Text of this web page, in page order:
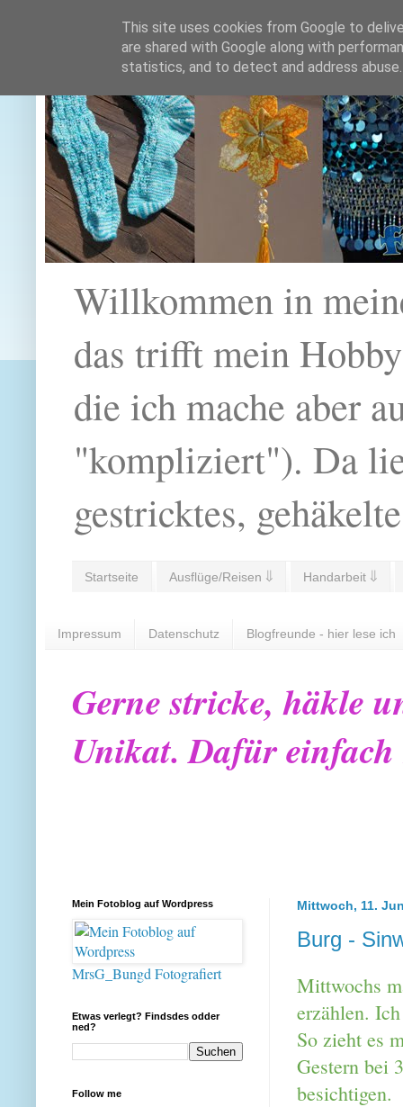
Willkommen in
das trifft mein
die ich mache aber
"kompliziert"). Da
gestricktes,
Startseite Ausflüge/Reisen ⇓ Handarbeit ⇓
Impressum Datenschutz Blogfreunde - hier lese ich
Gerne stricke, häkle
Unikat. Dafür
Mittwoch, 11.
Burg -
Mittwochs
erzählen.
So zieht es
Gestern bei
Mein Fotoblog auf Wordpress
MrsG_Bungd Fotografiert
Etwas verlegt? Findsdes odder
ned?
Follow me
This site uses cookies from Google to
are shared with Google along with
statistics, and to detect and address abuse.